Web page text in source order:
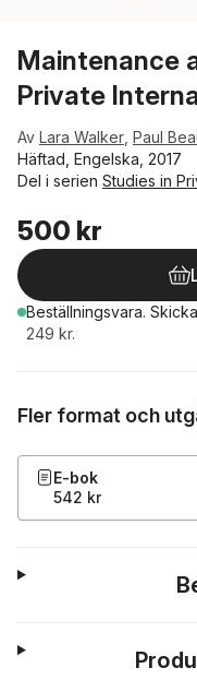
Maintenance
Private
Av Lara Walker Paul
Häftad, Engelska, 2017
Del i serien Studies in
500 kr
Beställningsvara.
249 kr.
Fler format och
E-bok
542 kr